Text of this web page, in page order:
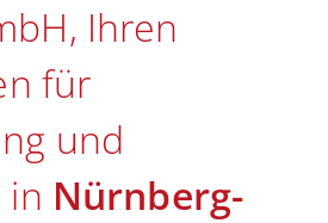
& Betonarbeiten
Kontakt
Ihren
für
und
in Nürnberg-